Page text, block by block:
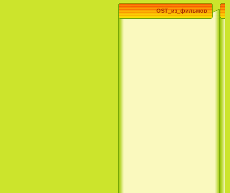
Эпик / Epic (2013)
OST_из_фильмов